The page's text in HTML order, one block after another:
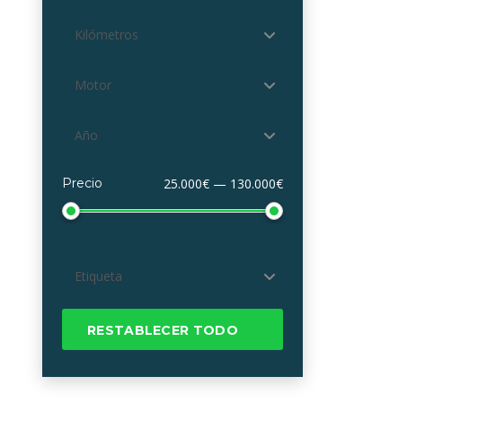
Kilómetros
Motor
Año
Precio 25.000€ — 130.000€
Etiqueta
RESTABLECER TODO